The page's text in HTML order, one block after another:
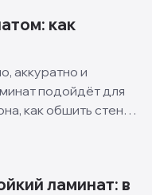
как
аккуратно и
подойдёт для
как обшить стены
смотрятся
ламинат: в